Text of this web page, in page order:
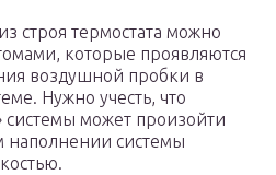
строя термостата можно
которые проявляются
воздушной пробки в
Нужно учесть, что
системы может произойти
наполнении системы